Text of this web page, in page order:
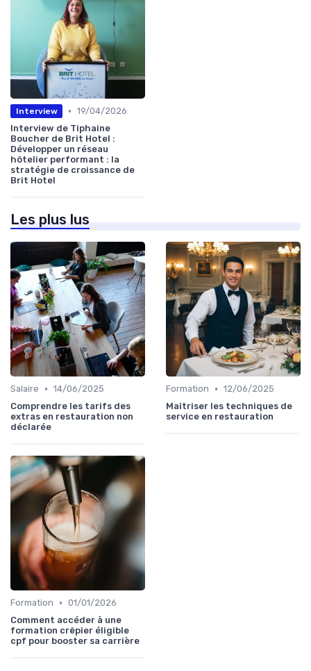
Interview • 19/04/2026
Interview de Tiphaine
Boucher de Brit Hotel :
Développer un réseau
hôtelier performant : la
stratégie de croissance de
Brit Hotel
Les plus lus
Salaire • 14/06/2025
Comprendre les tarifs des
extras en restauration non
déclarée
Formation • 12/06/2025
Maîtriser les techniques de
service en restauration
Formation • 01/01/2026
Comment accéder à une
formation crêpier éligible
cpf pour booster sa carrière